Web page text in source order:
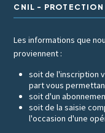
CNIL - PROTECTION
Les informations que
proviennent :
soit de l'inscription
part vous
soit d'un
soit de la saisie
l'occasion d'une